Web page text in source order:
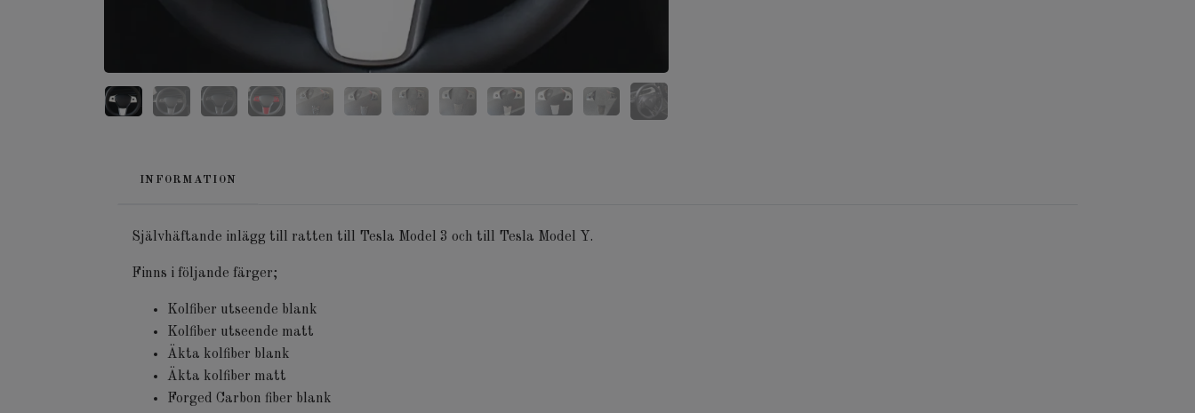
INFORMATION
Självhäftande inlägg till ratten till Tesla Model 3 och till Tesla Model Y.
Finns i följande färger;
Kolfiber utseende blank
Kolfiber utseende matt
Äkta kolfiber blank
Äkta kolfiber matt
Forged Carbon fiber blank